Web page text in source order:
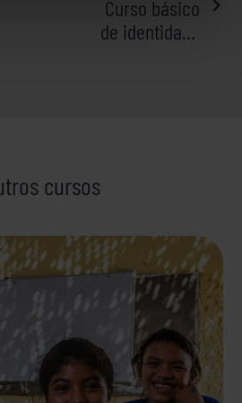
Curso básico
de identidade
cursos